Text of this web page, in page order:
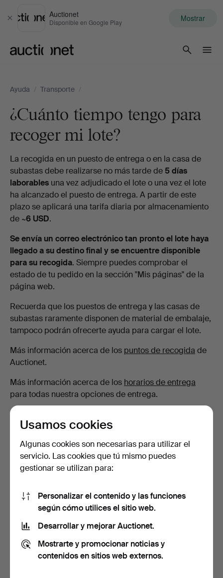
Cerrar
Auctionet
Disponible en Google Play Mostrar
Ayuda / Transporte /
¿Cuánto tiempo tengo para
recoger mi lote?
La recogida en un puesto de entrega o en la casa de
subastas debe realizarse no más tarde de 5 días
laborables una vez adjudicado el lote o una vez el lote
ha alcanzado el puesto de entrega. A partir de este
plazo se aplicará una tarifa diaria por almacenamiento
de ~6 USD.
Se envía un correo electrónico tan pronto el lote haya
llegado a su destino final y se encuentre disponible
para su recogida. Siempre puedes comprobar el
estado de tu pedido en la sección "Mis páginas" de la
página web.
Recuerda que los puestos de entrega y las casas de
subastas raramente disponen de material de embalaje,
tampoco podrán ofrecerte ayuda para cargar el lote.
Más información acerca de los puntos de recogida de
Auctionet.
Más información acerca de los horarios de entrega
para todas nuestra opciones de entrega.
¿Estás buscando algo más?
¿Cuánto tarda el transporte?
¿Puedo seguir el envío con un número de seguimiento?
¿Cómo puedo efectuar el pago?
¿Dónde puedo vender?
¿Cómo sé que Auctionet ha recibido mi pago?
Usamos cookies
Algunas cookies son necesarias para utilizar el
servicio. Las cookies que tú mismo puedes
gestionar se utilizan para:
Personalizar el contenido y las funciones
según cómo utilices el sitio web.
Desarrollar y mejorar Auctionet.
Mostrarte y promocionar noticias y
contenidos en sitios web externos.